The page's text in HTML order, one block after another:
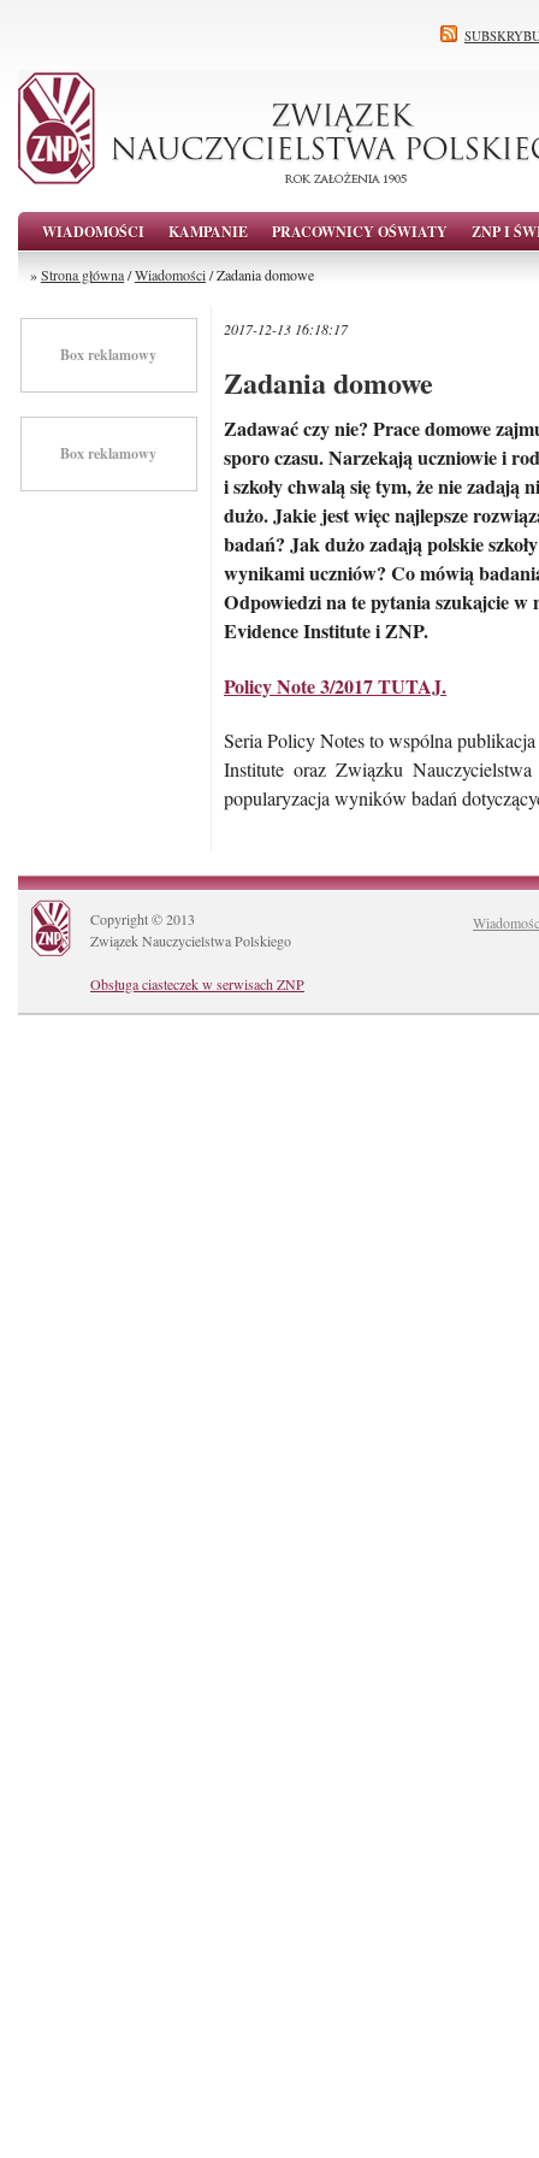
WIADOMOŚCI KAMPANIE PRACOWNICY OŚWIATY ZNP I
»Strona główna/Wiadomości/ Zadania domowe
Box reklamowy
Box reklamowy
2017-12-13 16:18:17
Zadania domowe
Zadawać czy nie? Prace domowe
sporo czasu. Narzekają uczniowie i
i szkoły chwalą się tym, że nie zadają
dużo. Jakie jest więc najlepsze
badań? Jak dużo zadają polskie
wynikami uczniów? Co mówią
Odpowiedzi na te pytania szukajcie w
Evidence Institute i ZNP.
Policy Note 3/2017 TUTAJ.
Seria Policy Notes to wspólna
Institute oraz Związku
popularyzacja wyników badań
Copyright © 2013
Związek Nauczycielstwa Polskiego
Obsługa ciasteczek w serwisach ZNP